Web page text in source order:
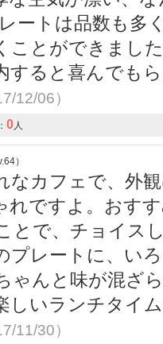
ートは品数も多
ことができまし
すると喜んでも
12/06）
0人
）
なカフェで、外
れですよ。おす
とで、チョイス
プレートに、い
ゃんと味が混ざ
しいランチタイ
11/30）